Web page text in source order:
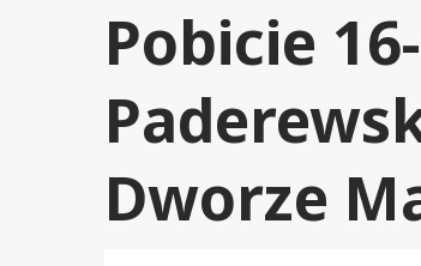
Pobicie
Dworze